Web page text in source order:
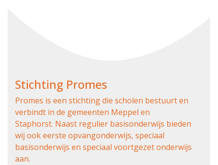
Stichting Promes
Promes is een stichting die scholen bestuurt en
verbindt in de gemeenten Meppel en
Staphorst. Naast regulier basisonderwijs bieden
wij ook eerste opvangonderwijs, speciaal
basisonderwijs en speciaal voortgezet onderwijs
aan.